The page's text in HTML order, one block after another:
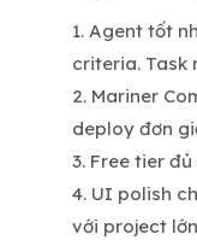
Agent tốt
criteria. Task
Mariner
deploy đơn
Free tier
UI polish
với project